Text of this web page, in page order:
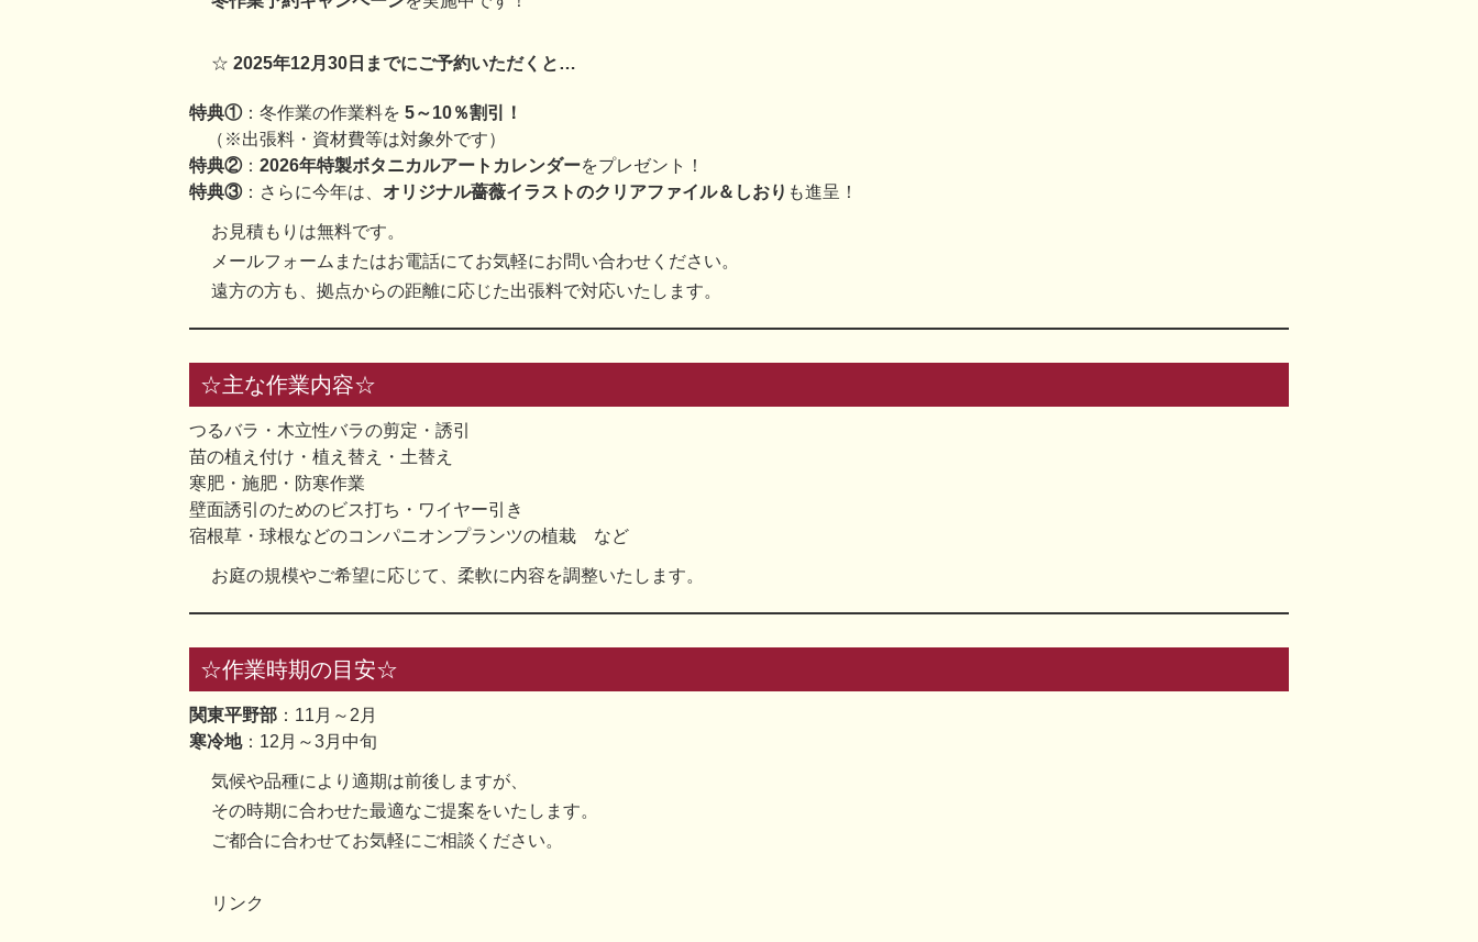
☆ 2025年12月30日までにご予約いただくと…
特典①：冬作業の作業料を 5～10％割引！
（※出張料・資材費等は対象外です）
特典②： 2026年特製ボタニカルアートカレンダーをプレゼント！
特典③：さらに今年は、 オリジナル薔薇イラストのクリアファイル＆しおり も進呈！
お見積もりは無料です。
メールフォームまたはお電話にてお気軽にお問い合わせください。
遠方の方も、拠点からの距離に応じた出張料で対応いたします。
☆主な作業内容☆
つるバラ・木立性バラの剪定・誘引
苗の植え付け・植え替え・土替え
寒肥・施肥・防寒作業
壁面誘引のためのビス打ち・ワイヤー引き
宿根草・球根などのコンパニオンプランツの植栽 など
お庭の規模やご希望に応じて、柔軟に内容を調整いたします。
☆作業時期の目安☆
関東平野部 ：11月～2月
寒冷地：12月～3月中旬
気候や品種により適期は前後しますが、
その時期に合わせた最適なご提案をいたします。
ご都合に合わせてお気軽にご相談ください。
リンク